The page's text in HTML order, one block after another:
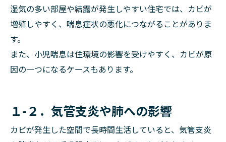
湿気の多い部屋や結露が発生しやすい住宅では、カビが
増殖しやすく、喘息症状の悪化につながることがありま
す。
また、小児喘息は住環境の影響を受けやすく、カビが原
因の一つになるケースもあります。
１-２．気管支炎や肺への影響
カビが発生した空間で長時間生活していると、気管支炎